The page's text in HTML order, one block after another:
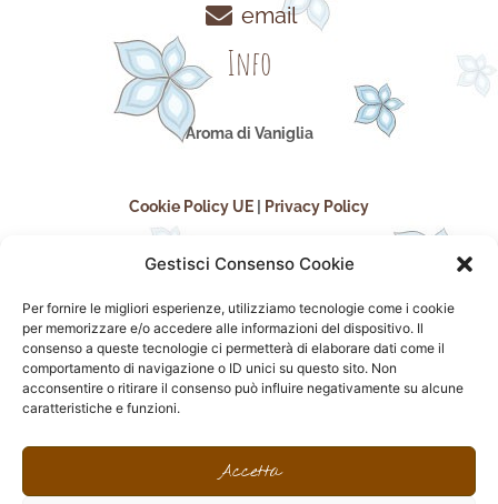
Gestisci Consenso Cookie
Per fornire le migliori esperienze, utilizziamo tecnologie come i cookie
per memorizzare e/o accedere alle informazioni del dispositivo. Il
consenso a queste tecnologie ci permetterà di elaborare dati come il
comportamento di navigazione o ID unici su questo sito. Non
acconsentire o ritirare il consenso può influire negativamente su alcune
caratteristiche e funzioni.
Accetta
email
Info
Aroma di Vaniglia
Cookie Policy UE Privacy Policy
seguici sui social
F
I
n
P
i
F